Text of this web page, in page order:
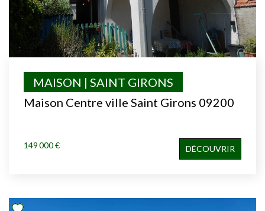
Maison Centre ville Saint Girons 09200
MAISON | SAINT GIRONS
149 000 € DÉCOUVRIR